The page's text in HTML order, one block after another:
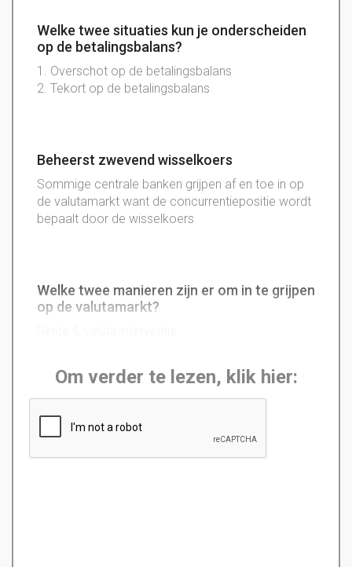
Welke twee situaties kun je onderscheiden
op de betalingsbalans?
1. Overschot op de betalingsbalans
2. Tekort op de betalingsbalans
Beheerst zwevend wisselkoers
Sommige centrale banken grijpen af en toe in op
de valutamarkt want de concurrentiepositie wordt
bepaalt door de wisselkoers
Welke twee manieren zijn er om in te grijpen
op de valutamarkt?
Om verder te lezen, klik hier: